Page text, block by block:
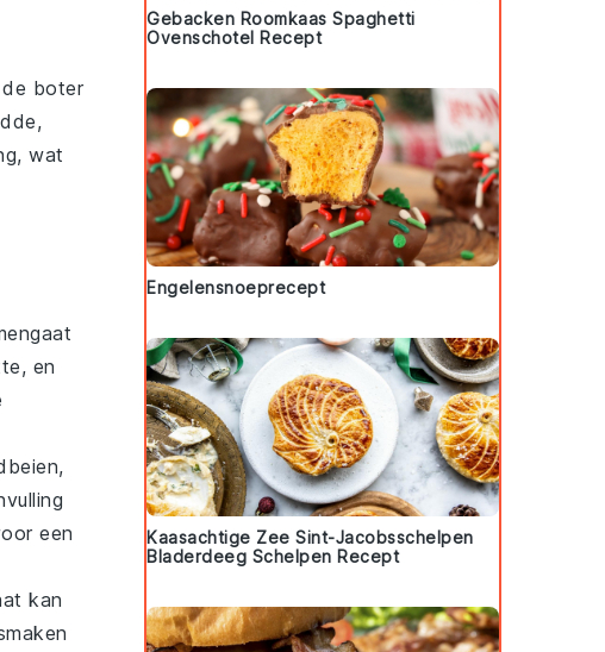
boter
wat
, en
,
een
kan
Gebacken Roomkaas Spaghetti
Ovenschotel Recept
Engelensnoeprecept
Kaasachtige Zee Sint-Jacobsschelpen
Bladerdeeg Schelpen Recept